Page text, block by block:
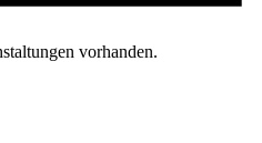
vorhanden.